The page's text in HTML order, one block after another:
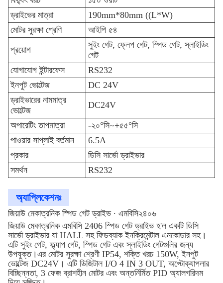
ড্রাইভের মাত্রা
190mm*80mm ((L*W)
মোটর সুরক্ষা শ্রেণি
আইপি ৫৪
প্রয়োগ
সুইং গেট, ফ্লেপ গেট, স্পিড গেট, স্লাইডিং
গেট
যোগাযোগ ইন্টারফেস
RS232
ইনপুট ভোল্টেজ
DC 24V
ড্রাইভারের নামমাত্র
ভোল্টেজ
DC24V
অপারেটিং তাপমাত্রা
-২০°সি~+৫৫°সি
পাওয়ার সাপ্লাই বর্তমান
6.5A
প্রকার
ডিসি সার্ভো ড্রাইভার
সমর্থন
RS232
অ্যাপ্লিকেশনঃ
জিয়াউ মেকাত্রনিক স্পিড গেট ড্রাইভ ∙ এমবিসি২৪০৬
জিয়াউ মেকাত্রনিক এমবিসি 2406 স্পিড গেট ড্রাইভ হ'ল একটি ডিসি
সার্ভো ড্রাইভার যা HALL সহ ফিডব্যাক ইনক্রিমেন্টাল এনকোডার সহ।
এটি সুইং গেট, ফ্ল্যাপ গেট, স্পিড গেট এবং স্লাইডিং গেটগুলির জন্য
উপযুক্ত।এর মোটর সুরক্ষা শ্রেণী IP54, শক্তি খরচ 150W, ইনপুট
ভোল্টেজ DC24V। এটি ডিজিটাল I/O 4 IN 3 OUT, অপ্টোক্যাপলার
বিচ্ছিন্নতা, 3 ফেজ ব্রাশহীন মোটর এবং অন্তর্নির্মিত PID অ্যালগরিদম